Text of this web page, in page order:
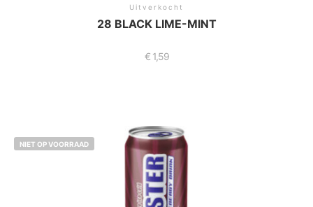
Uitverkocht
28 BLACK LIME-MINT
€1,59
NIET OP VOORRAAD